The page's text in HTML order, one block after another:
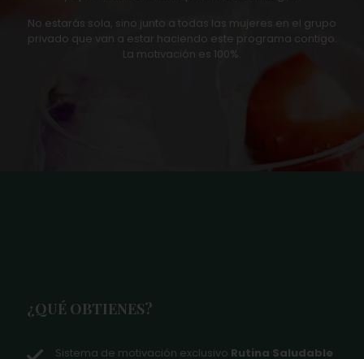
No estarás sola, sino junto a todas las mujeres en el grupo
privado que van a estar haciendo este programa contigo.
La motivación es 100%.
¿QUÉ OBTIENES?
Sistema de motivación exclusivo Rutina Saludable